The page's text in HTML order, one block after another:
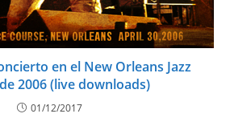
en el New Orleans Jazz
2006 (live downloads)
01/12/2017